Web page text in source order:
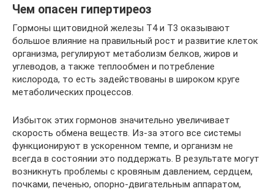
Чем опасен гипертиреоз
Гормоны щитовидной железы Т4 и Т3 оказывают
большое влияние на правильный рост и развитие клеток
организма, регулируют метаболизм белков, жиров и
углеводов, а также теплообмен и потребление
кислорода, то есть задействованы в широком круге
метаболических процессов.
Избыток этих гормонов значительно увеличивает
скорость обмена веществ. Из-за этого все системы
функционируют в ускоренном темпе, и организм не
всегда в состоянии это поддержать. В результате могут
возникнуть проблемы с кровяным давлением, сердцем,
почками, печенью, опорно-двигательным аппаратом,